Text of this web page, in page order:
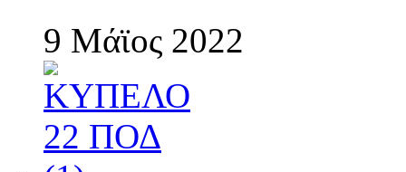
9 Μάϊος 2022